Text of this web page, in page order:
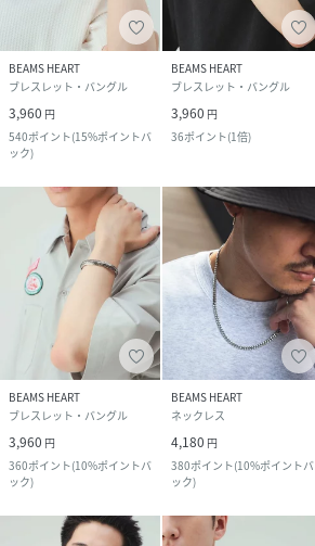
BEAMS HEART
ブレスレット・バングル
3,960 円
540ポイント(15%ポイントバ
ック)
BEAMS HEART
ブレスレット・バングル
3,960 円
36ポイント(1倍)
BEAMS HEART
ブレスレット・バングル
3,960 円
360ポイント(10%ポイントバ
ック)
BEAMS HEART
ネックレス
4,180 円
380ポイント(10%ポイントバ
ック)